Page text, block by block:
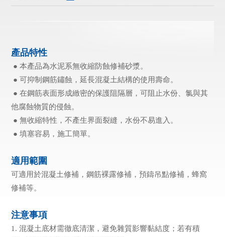
產品特性
● 本產品為水泥系無收縮防蝕修補砂漿。
● 可抑制鋼筋鏽蝕，延長混凝土結構的使用壽命。
● 在鋼筋表面形成緻密的保護阻隔層，可阻止水份、氯與其
他腐蝕物質的侵蝕。
● 無收縮特性，不產生界面裂縫，水份不易進入。
● 填塞容易，施工簡單。
適用範圍
可適用於混凝土修補，鋼筋裸露修補，預鑄吊點修補，蜂窩
修補等。
注意事項
1. 混凝土底材需徹底清潔，避免雜質影響黏結度；若有積